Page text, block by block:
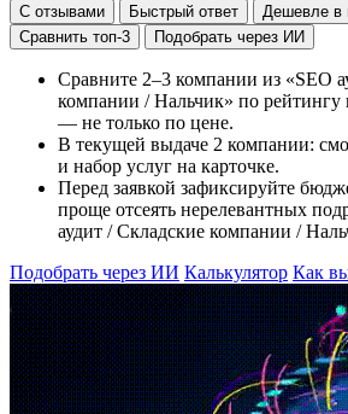
С отзывами Быстрый ответ
Дешевле в
Сравнить топ-3
Подобрать через ИИ
Сравните 2–3 компании из «SEO
компании / Нальчик» по рейтингу
— не только по цене.
В текущей выдаче 2 компании:
и набор услуг на карточке.
Перед заявкой зафиксируйте
проще отсеять нерелевантных
аудит / Складские компании /
Подобрать через ИИ Калькулятор Как